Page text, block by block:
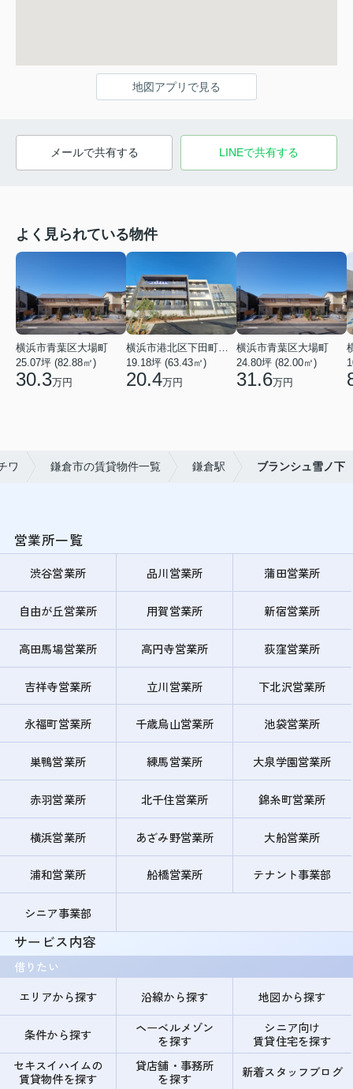
地図アプリで見る
メールで共有する LINEで共有する
よく見られている物件
横浜市青葉区大場町
25.07坪 (82.88㎡)
30.3万円
19.18坪 (63.43㎡)
20.4万円
横浜市青葉区大場町
24.80坪 (82.00㎡)
31.6万円
ワ 鎌倉市の賃貸物件一覧 鎌倉駅 ブランシュ雪ノ下
営業所一覧
渋谷営業所 品川営業所 蒲田営業所
自由が丘営業所 用賀営業所 新宿営業所
高田馬場営業所 高円寺営業所 荻窪営業所
吉祥寺営業所 立川営業所 下北沢営業所
永福町営業所 千歳烏山営業所 池袋営業所
巣鴨営業所 練馬営業所 大泉学園営業所
赤羽営業所 北千住営業所 錦糸町営業所
横浜営業所 あざみ野営業所 大船営業所
浦和営業所 船橋営業所 テナント事業部
シニア事業部
サービス内容
借りたい
エリアから探す
沿線から探す 地図から探す
条件から探す
ヘーベルメゾン
を探す
シニア向け
賃貸住宅を探す
セキスイハイムの
賃貸物件を探す
貸店舗・事務所
を探す
新着スタッフブログ